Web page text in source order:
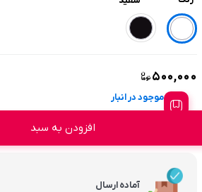
۵۰۰,۰۰۰
موجود در انبار
افزودن به سبد
آماده ارسال